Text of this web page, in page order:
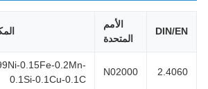
DIN/
المتحدة
المكونات
N02000
99Ni-0.15Fe-0.2Mn-
0.1Si-0.1Cu-0.1C